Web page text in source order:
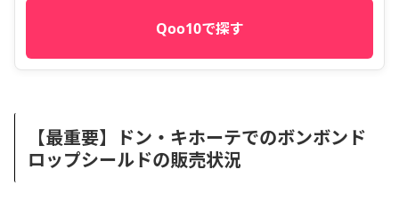
Qoo10で探す
【最重要】ドン・キホーテでのボンボンド
ロップシールドの販売状況